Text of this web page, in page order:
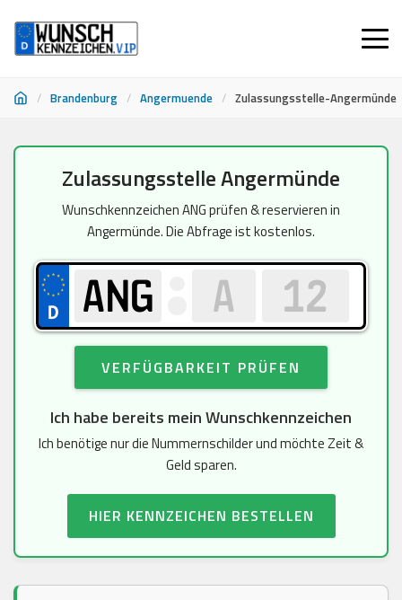
/ Brandenburg / Angermuende / Zulassungsstelle-Angermünde
springen
Zulassungsstelle Angermünde
Wunschkennzeichen ANG prüfen & reservieren in
Angermünde. Die Abfrage ist kostenlos.
VERFÜGBARKEIT PRÜFEN
Ich habe bereits mein Wunschkennzeichen
Ich benötige nur die Nummernschilder und möchte Zeit &
Geld sparen.
HIER KENNZEICHEN BESTELLEN